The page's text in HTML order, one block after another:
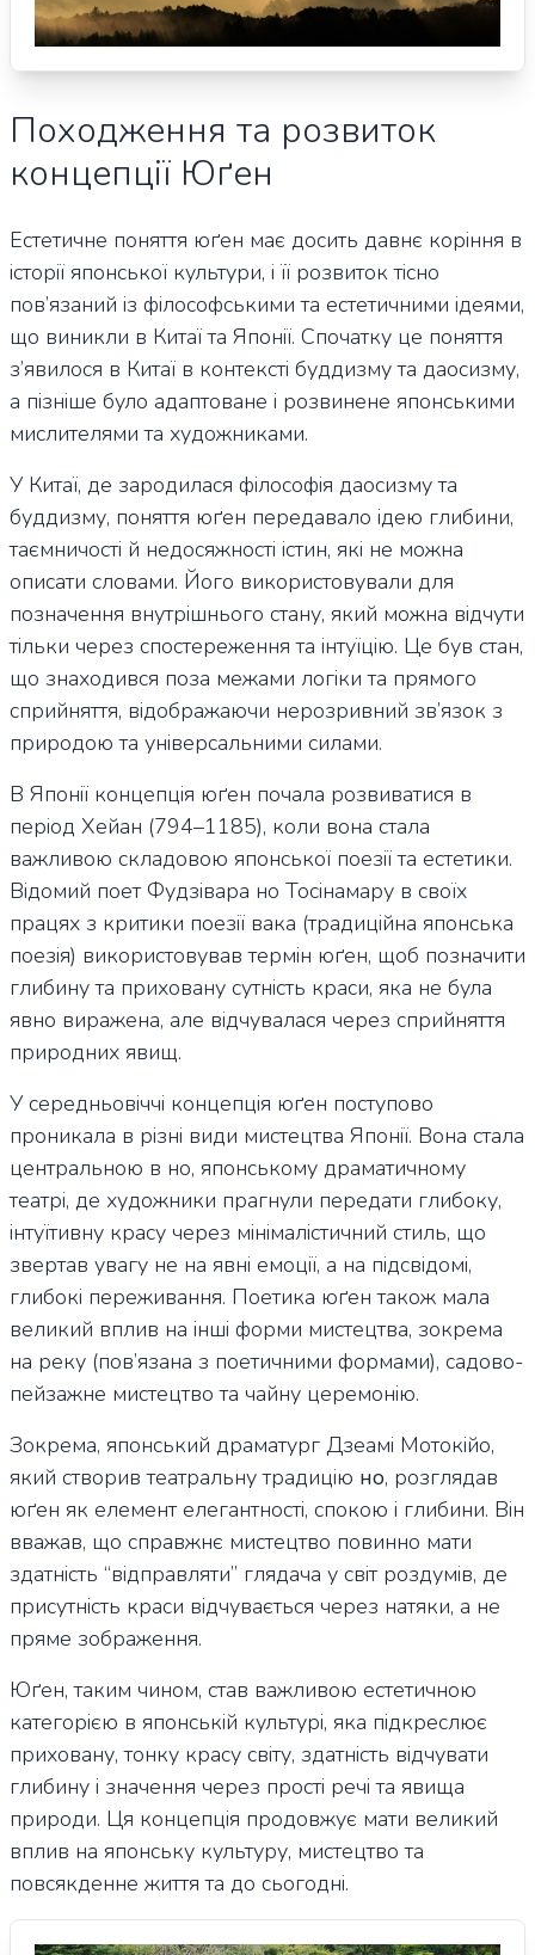
Походження та розвиток
концепції Юґен
Естетичне поняття юґен має досить давнє коріння в
історії японської культури, і її розвиток тісно
пов’язаний із філософськими та естетичними ідеями,
що виникли в Китаї та Японії. Спочатку це поняття
з’явилося в Китаї в контексті буддизму та даосизму,
а пізніше було адаптоване і розвинене японськими
мислителями та художниками.
У Китаї, де зародилася філософія даосизму та
буддизму, поняття юґен передавало ідею глибини,
таємничості й недосяжності істин, які не можна
описати словами. Його використовували для
позначення внутрішнього стану, який можна відчути
тільки через спостереження та інтуїцію. Це був стан,
що знаходився поза межами логіки та прямого
сприйняття, відображаючи нерозривний зв’язок з
природою та універсальними силами.
В Японії концепція юґен почала розвиватися в
період Хейан (794–1185), коли вона стала
важливою складовою японської поезії та естетики.
Відомий поет Фудзівара но Тосінамару в своїх
працях з критики поезії вака (традиційна японська
поезія) використовував термін юґен, щоб позначити
глибину та приховану сутність краси, яка не була
явно виражена, але відчувалася через сприйняття
природних явищ.
У середньовіччі концепція юґен поступово
проникала в різні види мистецтва Японії. Вона стала
центральною в но, японському драматичному
театрі, де художники прагнули передати глибоку,
інтуїтивну красу через мінімалістичний стиль, що
звертав увагу не на явні емоції, а на підсвідомі,
глибокі переживання. Поетика юґен також мала
великий вплив на інші форми мистецтва, зокрема
на реку (пов’язана з поетичними формами), садово-
пейзажне мистецтво та чайну церемонію.
Зокрема, японський драматург Дзеамі Мотокійо,
який створив театральну традицію но, розглядав
юґен як елемент елегантності, спокою і глибини. Він
вважав, що справжнє мистецтво повинно мати
здатність “відправляти” глядача у світ роздумів, де
присутність краси відчувається через натяки, а не
пряме зображення.
Юґен, таким чином, став важливою естетичною
категорією в японській культурі, яка підкреслює
приховану, тонку красу світу, здатність відчувати
глибину і значення через прості речі та явища
природи. Ця концепція продовжує мати великий
вплив на японську культуру, мистецтво та
повсякденне життя та до сьогодні.